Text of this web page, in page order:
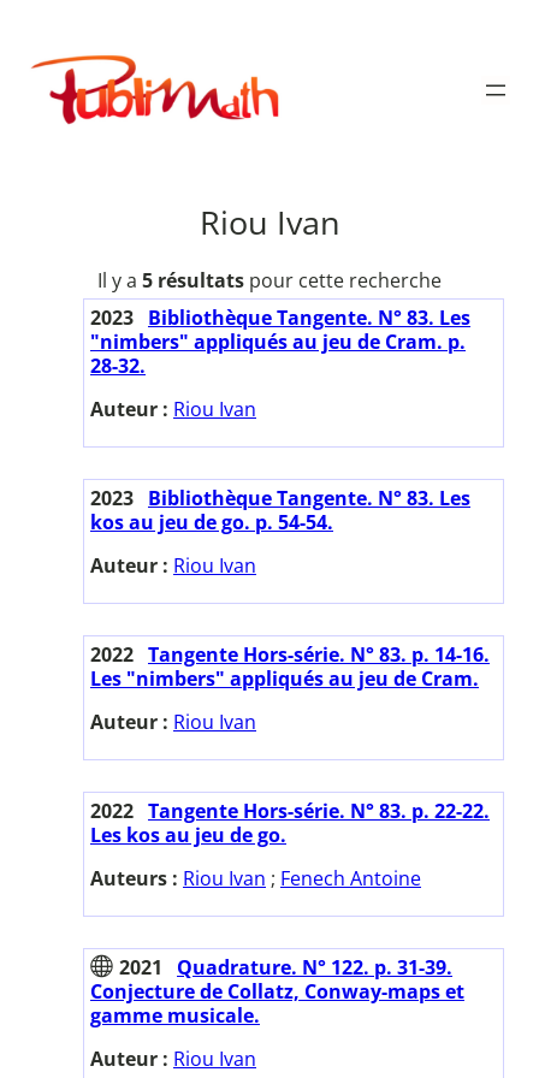
contenu
Publimath
Riou Ivan
Il y a 5 résultats pour cette recherche
2023 Bibliothèque Tangente. N° 83. Les
"nimbers" appliqués au jeu de Cram. p.
28-32.
Auteur : Riou Ivan
2023 Bibliothèque Tangente. N° 83. Les
kos au jeu de go. p. 54-54.
Auteur : Riou Ivan
2022 Tangente Hors-série. N° 83. p. 14-16.
Les "nimbers" appliqués au jeu de Cram.
Auteur : Riou Ivan
2022 Tangente Hors-série. N° 83. p. 22-22.
Les kos au jeu de go.
Auteurs : Riou Ivan ; Fenech Antoine
2021
Quadrature. N° 122. p. 31-39.
Conjecture de Collatz, Conway-maps et
gamme musicale.
Auteur : Riou Ivan